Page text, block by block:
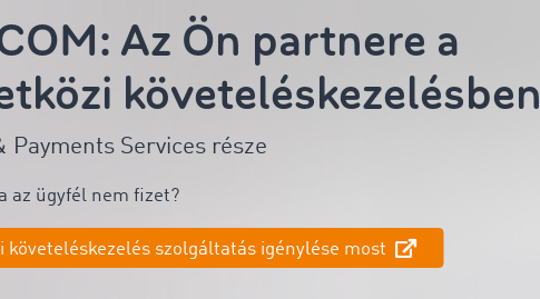
Az Ön partnere a
követeléskezelésben
Payments Services része
az ügyfél nem fizet?
követeléskezelés szolgáltatás igénylése most